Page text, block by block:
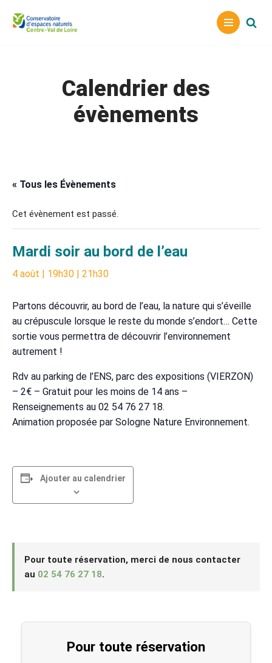
Aller
Calendrier des
évènements
« Tous les Évènements
Cet évènement est passé.
Mardi soir au bord de l’eau
4 août | 19h30 | 21h30
Partons découvrir, au bord de l’eau, la nature qui s’éveille
au crépuscule lorsque le reste du monde s’endort… Cette
sortie vous permettra de découvrir l’environnement
autrement !
Rdv au parking de l’ENS, parc des expositions (VIERZON)
– 2€ – Gratuit pour les moins de 14 ans –
Renseignements au 02 54 76 27 18.
Animation proposée par Sologne Nature Environnement.
Ajouter au calendrier
Pour toute réservation, merci de nous contacter
au 02 54 76 27 18.
Pour toute réservation